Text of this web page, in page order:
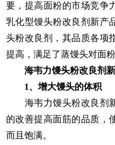
要，提高面粉的市场竞争
乳化型馒头粉改良剂新产
头粉改良剂，其品质各项
提高，满足了蒸馒头对面
海韦力馒头粉改良剂
1、增大馒头的体积
海韦力馒头粉改良剂
的改善提高面筋的品质，
而且饱满。